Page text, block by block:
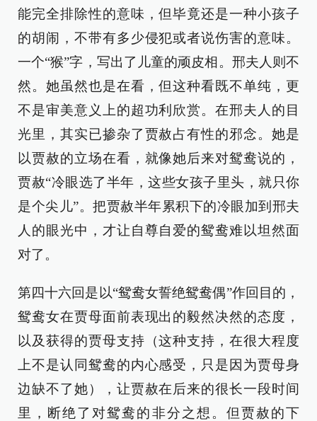
能完全排除性的意味，但毕竟还是一种小孩子
的胡闹，不带有多少侵犯或者说伤害的意味。
一个“猴”字，写出了儿童的顽皮相。邢夫人则不
然。她虽然也是在看，但这种看既不单纯，更
不是审美意义上的超功利欣赏。在邢夫人的目
光里，其实已掺杂了贾赦占有性的邪念。她是
以贾赦的立场在看，就像她后来对鸳鸯说的，
贾赦“冷眼选了半年，这些女孩子里头，就只你
是个尖儿”。把贾赦半年累积下的冷眼加到邢夫
人的眼光中，才让自尊自爱的鸳鸯难以坦然面
对了。
第四十六回是以“鸳鸯女誓绝鸳鸯偶”作回目的，
鸳鸯女在贾母面前表现出的毅然决然的态度，
以及获得的贾母支持（这种支持，在很大程度
上不是认同鸳鸯的内心感受，只是因为贾母身
边缺不了她），让贾赦在后来的很长一段时间
里，断绝了对鸳鸯的非分之想。但贾赦的下